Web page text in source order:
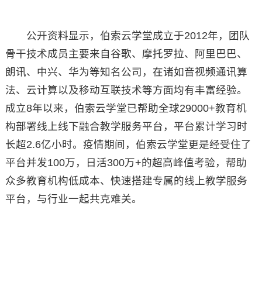
公开资料显示，伯索云学堂成立于2012年，团队
骨干技术成员主要来自谷歌、摩托罗拉、阿里巴巴、
朗讯、中兴、华为等知名公司，在诸如音视频通讯算
法、云计算以及移动互联技术等方面均有丰富经验。
成立8年以来，伯索云学堂已帮助全球29000+教育机
构部署线上线下融合教学服务平台，平台累计学习时
长超2.6亿小时。疫情期间，伯索云学堂更是经受住了
平台并发100万，日活300万+的超高峰值考验，帮助
众多教育机构低成本、快速搭建专属的线上教学服务
平台，与行业一起共克难关。